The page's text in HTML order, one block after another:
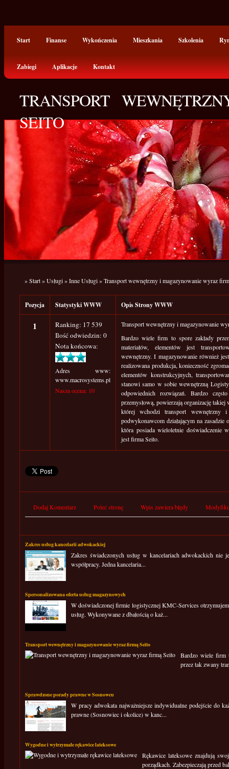
Start Finanse Wykończenia Mieszkania Szkolenia
Zabiegi Aplikacje Kontakt
TRANSPORT
SEITO
»Start»Usługi»Inne Usługi»Transport wewnętrzny i magazynowanie wyraz
Pozycja Statystyki WWW Opis Strony WWW
1
Ranking: 17 539
Ilość odwiedzin: 0
Nota końcowa:
Adres www:
www.macrosystems.pl
Nasza ocena: 10
Transport wewnętrzny i magazynowanie
Bardzo wiele firm to spore zakłady
materiałów, elementów jest
wewnętrzny. I magazynowanie również
realizowana produkcja, konieczność
elementów konstrukcyjnych,
stanowi samo w sobie wewnętrzną
odpowiednich rozwiązań. Bardzo
przemysłową, powierzają organizację
której wchodzi transport wewnętrzny i
podwykonawcom działającym na
która posiada wieloletnie doświadczenie
jest firma Seito.
Dodaj Komentarz Poleć stronę Wpis zawiera błędy
Zakres usług kancelarii adwokackiej
Zakres świadczonych usług w kancelariach adwokackich
współpracy. Jedna kancelaria...
Spersonalizowana oferta usług magazynowych
W doświadczonej firmie logistycznej KMC-Services
usług. Wykonywane z dbałością o każ...
Transport wewnętrzny i magazynowanie wyraz firmą Seito
Bardzo wiele firm
przez tak zwany
Sprawdzone porady prawne w Sosnowcu
W pracy adwokata najważniejsze indywidualne podejście do
prawne (Sosnowiec i okolice) w kanc...
Wygodne i wytrzymałe rękawice lateksowe
Rękawice lateksowe znajdują
porządkach. Zabezpieczają przed